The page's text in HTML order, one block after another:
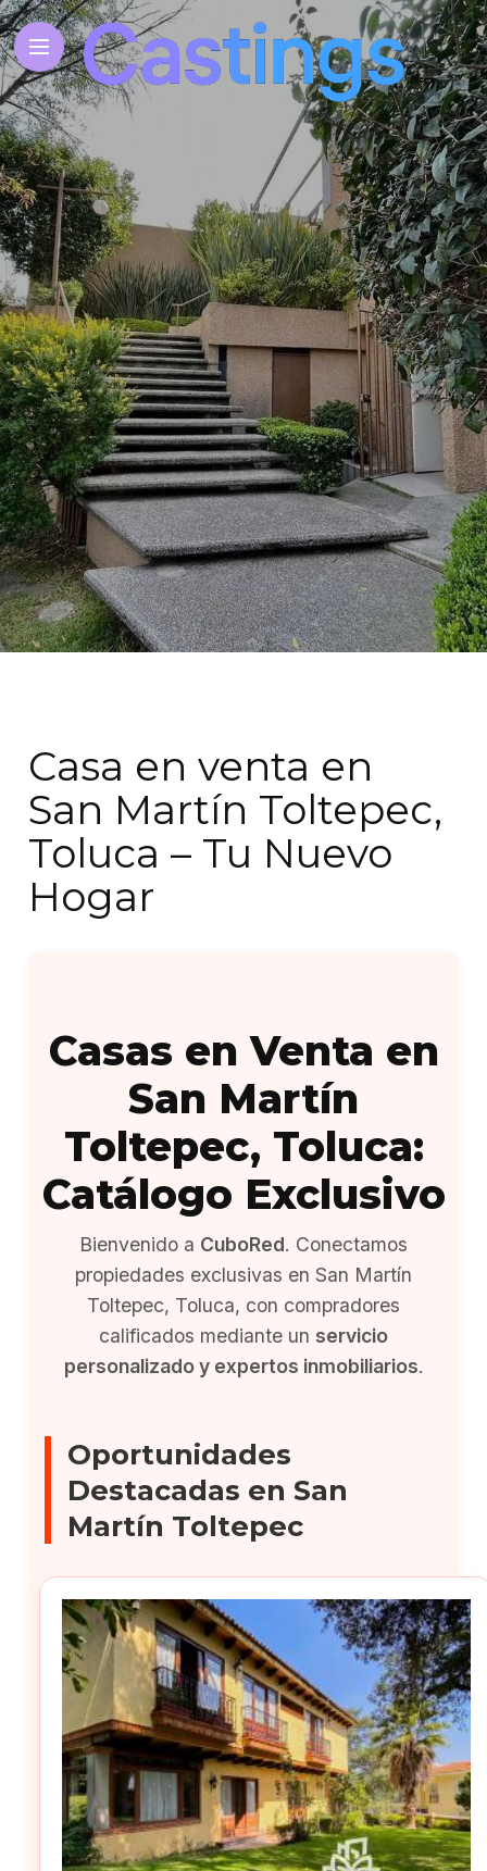
Casa en venta en
San Martín Toltepec,
Toluca – Tu Nuevo
Hogar
Casas en Venta en
San Martín
Toltepec, Toluca:
Catálogo Exclusivo
Bienvenido a CuboRed. Conectamos
propiedades exclusivas en San Martín
Toltepec, Toluca, con compradores
calificados mediante un servicio
personalizado y expertos inmobiliarios.
Oportunidades
Destacadas en San
Martín Toltepec